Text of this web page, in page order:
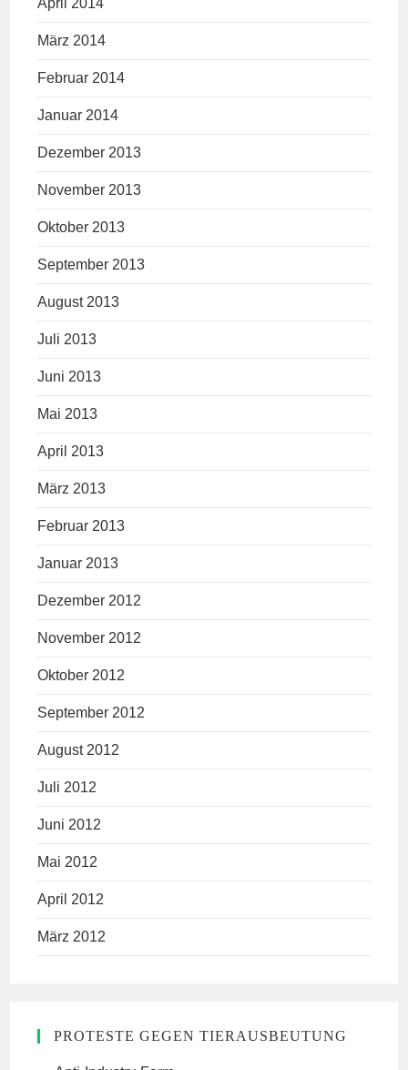
April 2014
März 2014
Februar 2014
Januar 2014
Dezember 2013
November 2013
Oktober 2013
September 2013
August 2013
Juli 2013
Juni 2013
Mai 2013
April 2013
März 2013
Februar 2013
Januar 2013
Dezember 2012
November 2012
Oktober 2012
September 2012
August 2012
Juli 2012
Juni 2012
Mai 2012
April 2012
März 2012
PROTESTE GEGEN TIERAUSBEUTUNG